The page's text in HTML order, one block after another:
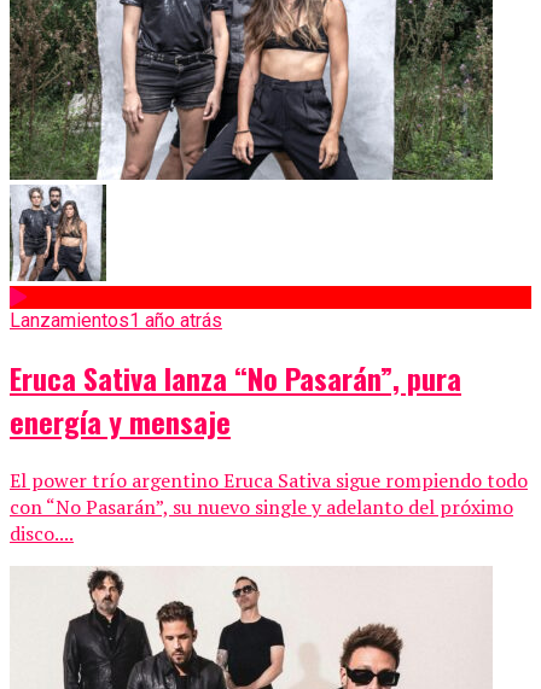
Lanzamientos1 año atrás
Eruca Sativa lanza “No Pasarán”, pura
energía y mensaje
El power trío argentino Eruca Sativa sigue rompiendo todo
con “No Pasarán”, su nuevo single y adelanto del próximo
disco....